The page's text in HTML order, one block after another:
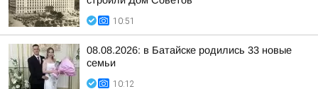
10:51
08.08.2026: в Батайске родились 33 новые
семьи
10:12